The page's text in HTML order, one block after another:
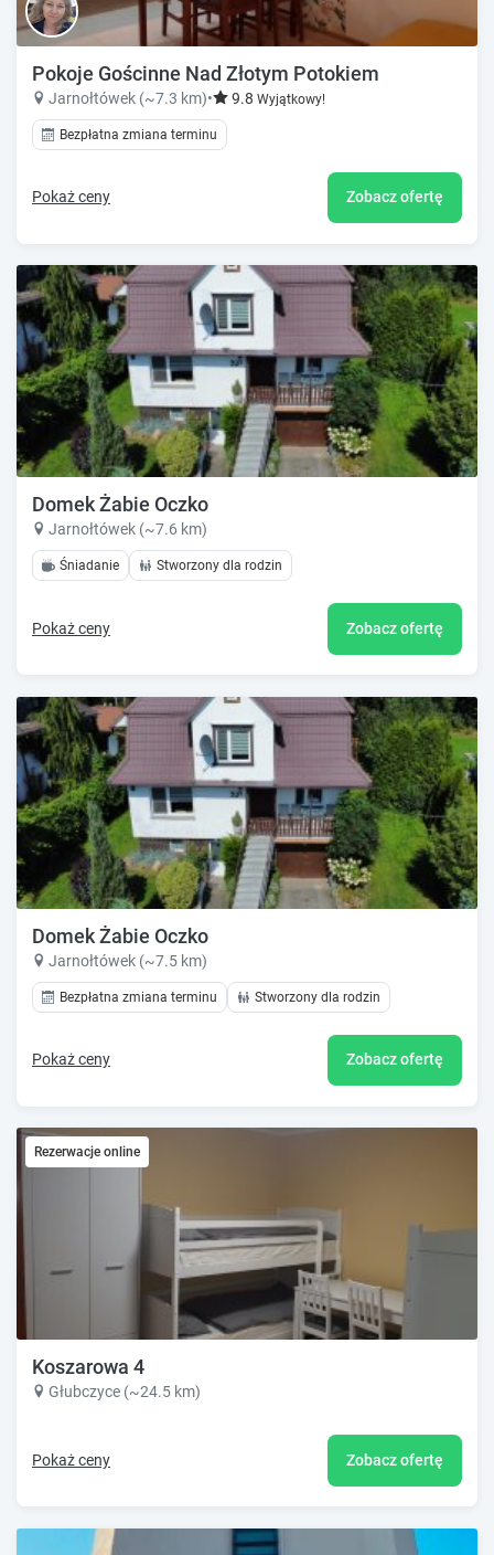
Pokoje Gościnne Nad Złotym Potokiem
Jarnołtówek (~7.3 km)• 9.8 Wyjątkowy!
Bezpłatna zmiana terminu
Pokaż ceny Zobacz ofertę
Domek Żabie Oczko
Jarnołtówek (~7.6 km)
Śniadanie Stworzony dla rodzin
Pokaż ceny Zobacz ofertę
Domek Żabie Oczko
Jarnołtówek (~7.5 km)
Bezpłatna zmiana terminu Stworzony dla rodzin
Pokaż ceny Zobacz ofertę
Rezerwacje online
Koszarowa 4
Głubczyce (~24.5 km)
Pokaż ceny Zobacz ofertę